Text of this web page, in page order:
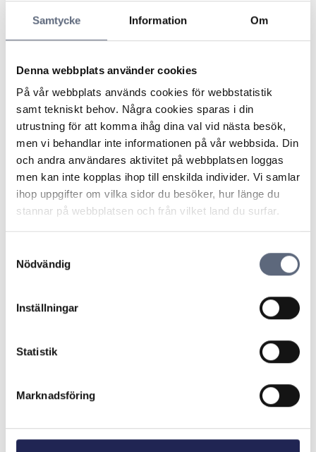
Samtycke Information Om
Denna webbplats använder cookies
På vår webbplats används cookies för webbstatistik
samt tekniskt behov. Några cookies sparas i din
utrustning för att komma ihåg dina val vid nästa besök,
men vi behandlar inte informationen på vår webbsida. Din
och andra användares aktivitet på webbplatsen loggas
men kan inte kopplas ihop till enskilda individer. Vi samlar
ihop uppgifter om vilka sidor du besöker, hur länge du
stannar på webbplatsen och från vilket land du surfar.
Nödvändig
Inställningar
Statistik
Marknadsföring
Avsluta eller ändra ett avtal
ARN 2023-04291 - Avtalsvillkor om
följdskador ansågs oskäliga
ARN 2022-23336 – Rätt till skälig ersättning
för skada som orsakats av försummelse
ARN 2022-05598 – Leverantören har rätt
andra felpåföljder
ARN 2022-00160 – Ingen rätt att häva när
konsumenten tillhörig egendom